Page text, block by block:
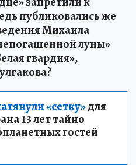
публиковались же
Михаила
луны»
гвардия»,
«сетку»для
13 лет тайно
гостей